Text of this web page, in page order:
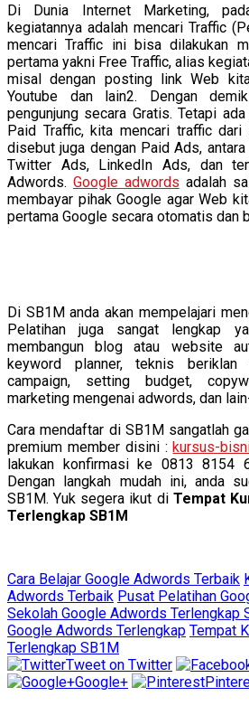
Di Dunia Internet Marketing,
kegiatannya adalah mencari Traffic
mencari Traffic ini bisa dilakukan
pertama yakni Free Traffic, alias
misal dengan posting link Web
Youtube dan lain2. Dengan
pengunjung secara Gratis. Tetapi
Paid Traffic, kita mencari traffic dari
disebut juga dengan Paid Ads,
Twitter Ads, LinkedIn Ads, dan
Adwords. Google adwords adalah
membayar pihak Google agar Web
pertama Google secara otomatis dan
Di SB1M anda akan mempelajari
Pelatihan juga sangat lengkap
membangun blog atau website
keyword planner, teknis
campaign, setting budget,
marketing mengenai adwords, dan
Cara mendaftar di SB1M sangatlah
premium member disini :kursus-
lakukan konfirmasi ke 0813 8154
Dengan langkah mudah ini, anda
SB1M. Yuk segera ikut di Tempat
Terlengkap SB1M
Cara Belajar Google Adwords Terbaik
Adwords Terbaik Pusat Pelatihan
Sekolah Google Adwords Terlengkap
Google Adwords Terlengkap Tempat
Terlengkap SB1M
Tweet on Twitter
Google+